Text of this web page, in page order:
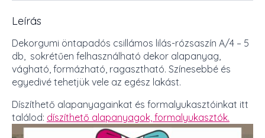
Leírás
Dekorgumi öntapadós csillámos lilás-rózsaszín A/4 – 5
db, sokrétűen felhasználható dekor alapanyag,
vágható, formázható, ragasztható. Színesebbé és
egyedivé tehetjük vele az egész lakást.
Díszíthető alapanyagainkat és formalyukasztóinkat itt
találod: díszíthető alapanyagok, formalyukasztók.